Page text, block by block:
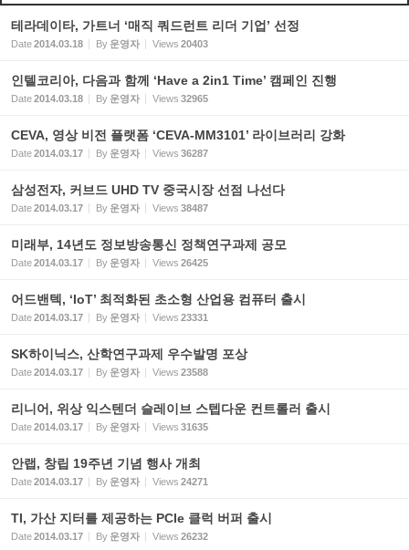
테라데이타, 가트너 ‘매직 쿼드런트 리더 기업’ 선정
Date2014.03.18 By 운영자 Views 20403
인텔코리아, 다음과 함께 ‘Have a 2in1 Time’ 캠페인 진행
Date2014.03.18 By 운영자 Views 32965
CEVA, 영상 비전 플랫폼 ‘CEVA-MM3101’ 라이브러리 강화
Date2014.03.17 By 운영자 Views 36287
삼성전자, 커브드 UHD TV 중국시장 선점 나선다
Date2014.03.17 By 운영자 Views 38487
미래부, 14년도 정보방송통신 정책연구과제 공모
Date2014.03.17 By 운영자 Views 26425
어드밴텍, ‘IoT’ 최적화된 초소형 산업용 컴퓨터 출시
Date2014.03.17 By 운영자 Views 23331
SK하이닉스, 산학연구과제 우수발명 포상
Date2014.03.17 By 운영자 Views 23588
리니어, 위상 익스텐더 슬레이브 스텝다운 컨트롤러 출시
Date2014.03.17 By 운영자 Views 31635
안랩, 창립 19주년 기념 행사 개최
Date2014.03.17 By 운영자 Views 24271
TI, 가산 지터를 제공하는 PCIe 클럭 버퍼 출시
Date2014.03.17 By 운영자 Views 26232